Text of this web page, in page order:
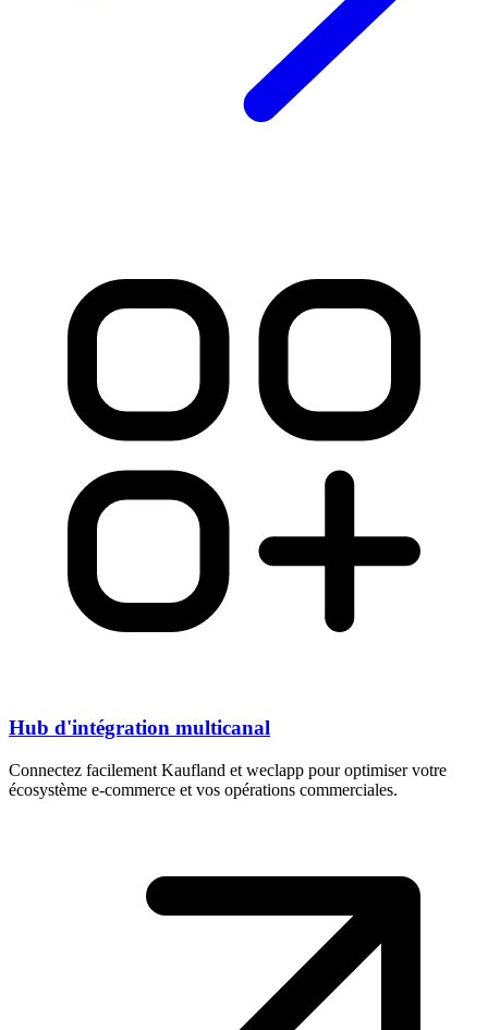
Hub d'intégration multicanal
Connectez facilement Kaufland et weclapp pour optimiser votre
écosystème e-commerce et vos opérations commerciales.